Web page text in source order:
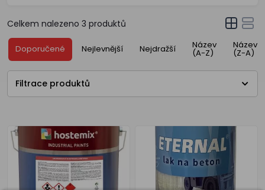
Celkem nalezeno 3 produktů
Doporučené Nejlevnější Nejdražší Název
(A-Z)
Název
(Z-A)
Filtrace produktů